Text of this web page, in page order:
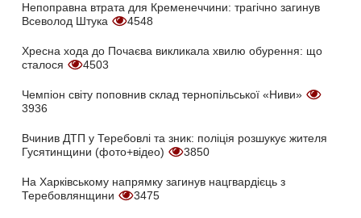
Непоправна втрата для Кременеччини: трагічно загинув
Всеволод Штука
4548
Хресна хода до Почаєва викликала хвилю обурення: що
сталося
4503
Чемпіон світу поповнив склад тернопільської «Ниви»
3936
Вчинив ДТП у Теребовлі та зник: поліція розшукує жителя
Гусятинщини (фото+відео)
3850
На Харківському напрямку загинув нацгвардієць з
Теребовлянщини
3475